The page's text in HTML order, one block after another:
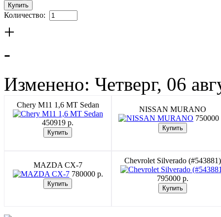
Количество:
+
-
Изменено: Четверг, 06
Chery M11 1,6 MT Sedan
450919 p.
NISSAN MURANO
750000
MAZDA CX-7
780000 p.
Chevrolet Silverado (#543881)
795000 p.